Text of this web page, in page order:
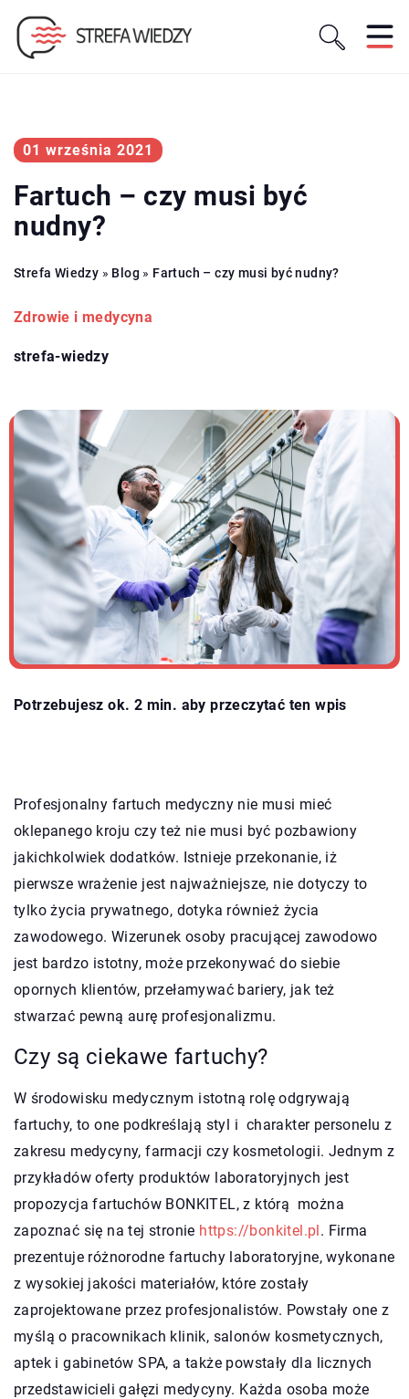
01 września 2021
Fartuch – czy musi być
nudny?
Strefa Wiedzy » Blog » Fartuch – czy musi być nudny?
Zdrowie i medycyna
strefa-wiedzy
Potrzebujesz ok. 2 min. aby przeczytać ten wpis
Profesjonalny fartuch medyczny nie musi mieć
oklepanego kroju czy też nie musi być pozbawiony
jakichkolwiek dodatków. Istnieje przekonanie, iż
pierwsze wrażenie jest najważniejsze, nie dotyczy to
tylko życia prywatnego, dotyka również życia
zawodowego. Wizerunek osoby pracującej zawodowo
jest bardzo istotny, może przekonywać do siebie
opornych klientów, przełamywać bariery, jak też
stwarzać pewną aurę profesjonalizmu.
Czy są ciekawe fartuchy?
W środowisku medycznym istotną rolę odgrywają
fartuchy, to one podkreślają styl i charakter personelu z
zakresu medycyny, farmacji czy kosmetologii. Jednym z
przykładów oferty produktów laboratoryjnych jest
propozycja fartuchów BONKITEL, z którą można
zapoznać się na tej stronie https://bonkitel.pl. Firma
prezentuje różnorodne fartuchy laboratoryjne, wykonane
z wysokiej jakości materiałów, które zostały
zaprojektowane przez profesjonalistów. Powstały one z
myślą o pracownikach klinik, salonów kosmetycznych,
aptek i gabinetów SPA, a także powstały dla licznych
przedstawicieli gałęzi medycyny. Każda osoba może